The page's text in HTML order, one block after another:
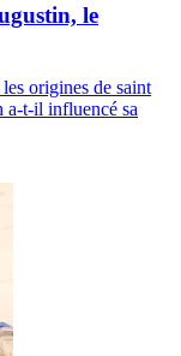
le
origines de saint
a-t-il influencé sa